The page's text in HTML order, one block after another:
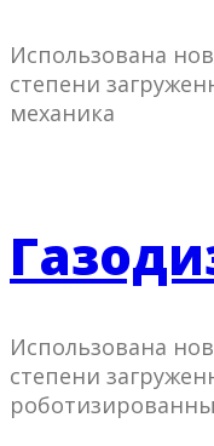
Использована
степени
механика
Использована
степени